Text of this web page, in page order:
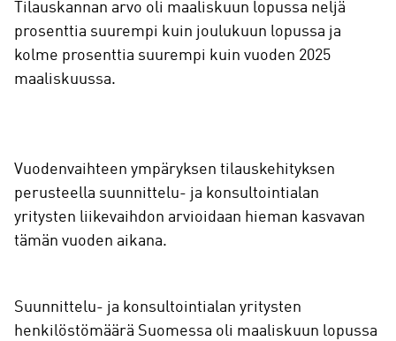
Tilauskannan arvo oli maaliskuun lopussa neljä
prosenttia suurempi kuin joulukuun lopussa ja
kolme prosenttia suurempi kuin vuoden 2025
maaliskuussa.
Vuodenvaihteen ympäryksen tilauskehityksen
perusteella suunnittelu- ja konsultointialan
yritysten liikevaihdon arvioidaan hieman kasvavan
tämän vuoden aikana.
Suunnittelu- ja konsultointialan yritysten
henkilöstömäärä Suomessa oli maaliskuun lopussa